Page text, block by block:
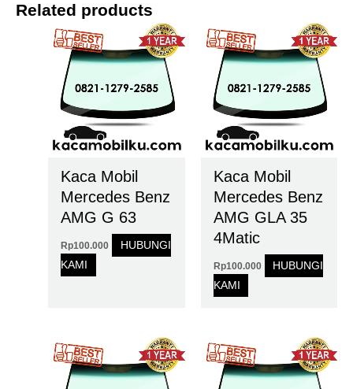
Related products
Kaca Mobil
Mercedes Benz
AMG G 63
Rp100.000
HUBUNGI
KAMI
Kaca Mobil
Mercedes Benz
AMG GLA 35
4Matic
Rp100.000
HUBUNGI
KAMI